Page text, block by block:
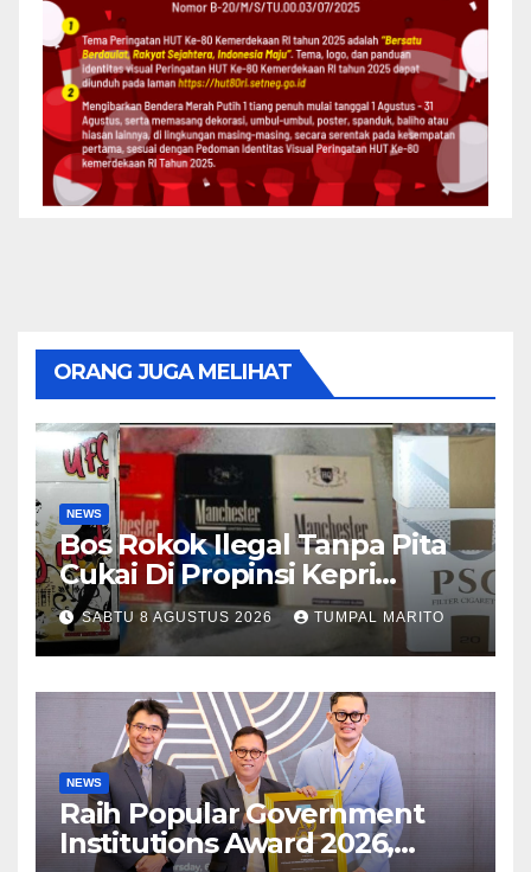
ORANG JUGA MELIHAT
NEWS
Bos Rokok Ilegal Tanpa Pita
Cukai Di Propinsi Kepri
Semakin Marak
SABTU 8 AGUSTUS 2026 TUMPAL MARITO
NEWS
Raih Popular Government
Institutions Award 2026,